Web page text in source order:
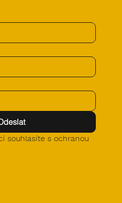
souhlasíte s ochranou